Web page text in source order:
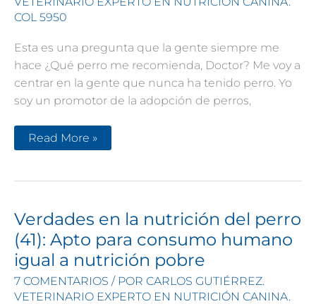
COL 5950
Esta es una pregunta que la gente siempre me
hace ¿Qué perro me recomienda, Doctor? Me voy a
centrar en la gente que nunca ha tenido perro. Yo
soy un promotor de la adopción de perros,
Las
mejores
quien
tenido
perro
Read More »
Verdades en la nutrición del perro
(41): Apto para consumo humano
igual a nutrición pobre
7 COMENTARIOS / POR CARLOS GUTIÉRREZ.
VETERINARIO EXPERTO EN NUTRICIÓN CANINA.